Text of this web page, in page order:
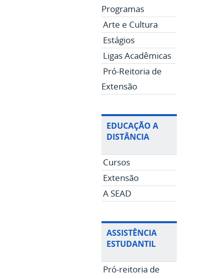
Programas
Arte e Cultura
Estágios
Ligas Acadêmicas
Pró-Reitoria de
Extensão
EDUCAÇÃO A
DISTÂNCIA
Cursos
Extensão
A SEAD
ASSISTÊNCIA
ESTUDANTIL
Pró-reitoria de